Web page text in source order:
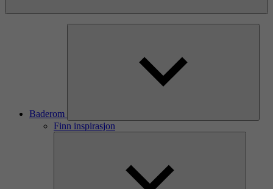
Baderom
Finn inspirasjon